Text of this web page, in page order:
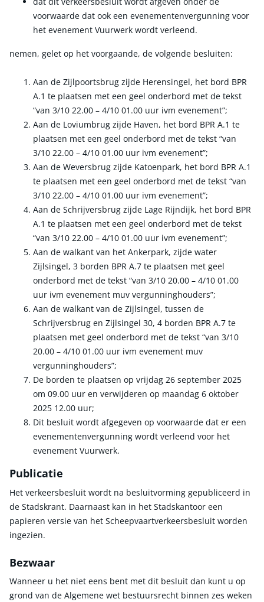
voorwaarde dat ook een evenementenvergunning voor
het evenement Vuurwerk wordt verleend.
nemen, gelet op het voorgaande, de volgende besluiten:
Aan de Zijlpoortsbrug zijde Herensingel, het bord BPR
A.1 te plaatsen met een geel onderbord met de tekst
“van 3/10 22.00 – 4/10 01.00 uur ivm evenement”;
Aan de Loviumbrug zijde Haven, het bord BPR A.1 te
plaatsen met een geel onderbord met de tekst “van
3/10 22.00 – 4/10 01.00 uur ivm evenement”;
Aan de Weversbrug zijde Katoenpark, het bord BPR A.1
te plaatsen met een geel onderbord met de tekst “van
3/10 22.00 – 4/10 01.00 uur ivm evenement”;
Aan de Schrijversbrug zijde Lage Rijndijk, het bord BPR
A.1 te plaatsen met een geel onderbord met de tekst
“van 3/10 22.00 – 4/10 01.00 uur ivm evenement”;
Aan de walkant van het Ankerpark, zijde water
Zijlsingel, 3 borden BPR A.7 te plaatsen met geel
onderbord met de tekst “van 3/10 20.00 – 4/10 01.00
uur ivm evenement muv vergunninghouders”;
Aan de walkant van de Zijlsingel, tussen de
Schrijversbrug en Zijlsingel 30, 4 borden BPR A.7 te
plaatsen met geel onderbord met de tekst “van 3/10
20.00 – 4/10 01.00 uur ivm evenement muv
vergunninghouders”;
De borden te plaatsen op vrijdag 26 september 2025
om 09.00 uur en verwijderen op maandag 6 oktober
2025 12.00 uur;
Dit besluit wordt afgegeven op voorwaarde dat er een
evenementenvergunning wordt verleend voor het
evenement Vuurwerk.
Publicatie
Het verkeersbesluit wordt na besluitvorming gepubliceerd in
de Stadskrant. Daarnaast kan in het Stadskantoor een
papieren versie van het Scheepvaartverkeersbesluit worden
ingezien.
Bezwaar
Wanneer u het niet eens bent met dit besluit dan kunt u op
grond van de Algemene wet bestuursrecht binnen zes weken